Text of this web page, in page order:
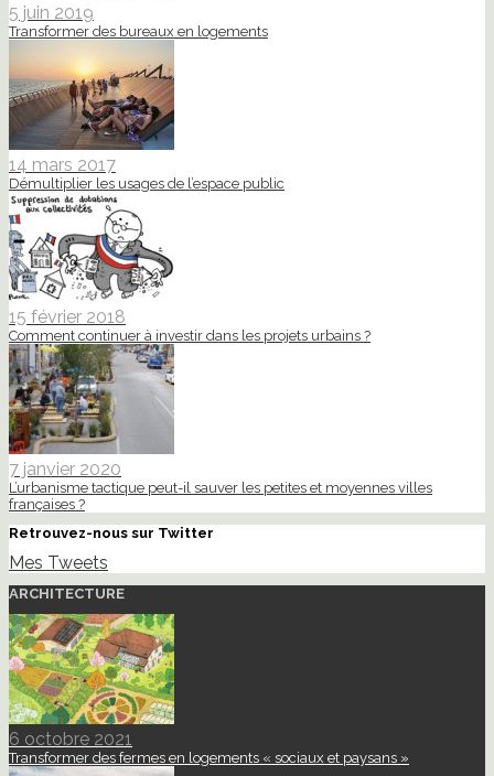
5 juin 2019
Transformer des bureaux en logements
14 mars 2017
Démultiplier les usages de l’espace public
15 février 2018
Comment continuer à investir dans les projets urbains ?
7 janvier 2020
L’urbanisme tactique peut-il sauver les petites et moyennes villes
françaises ?
Retrouvez-nous sur Twitter
Mes Tweets
ARCHITECTURE
6 octobre 2021
Transformer des fermes en logements « sociaux et paysans »